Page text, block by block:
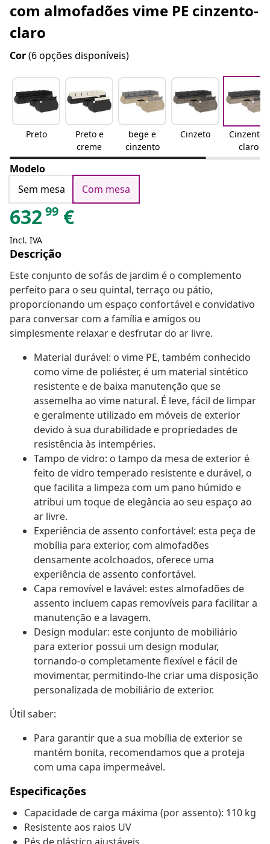
com almofadões vime PE cinzento-
claro
Cor(6 opções disponíveis)
Preto
Preto e
creme
bege e
cinzento
Cinzeto
Cinzento-
claro
Modelo
Sem mesa
Com mesa
63299 €
Incl. IVA
Descrição
Este conjunto de sofás de jardim é o complemento
perfeito para o seu quintal, terraço ou pátio,
proporcionando um espaço confortável e convidativo
para conversar com a família e amigos ou
simplesmente relaxar e desfrutar do ar livre.
Material durável: o vime PE, também conhecido
como vime de poliéster, é um material sintético
resistente e de baixa manutenção que se
assemelha ao vime natural. É leve, fácil de limpar
e geralmente utilizado em móveis de exterior
devido à sua durabilidade e propriedades de
resistência às intempéries.
Tampo de vidro: o tampo da mesa de exterior é
feito de vidro temperado resistente e durável, o
que facilita a limpeza com um pano húmido e
atribui um toque de elegância ao seu espaço ao
ar livre.
Experiência de assento confortável: esta peça de
mobília para exterior, com almofadões
densamente acolchoados, oferece uma
experiência de assento confortável.
Capa removível e lavável: estes almofadões de
assento incluem capas removíveis para facilitar a
manutenção e a lavagem.
Design modular: este conjunto de mobiliário
para exterior possui um design modular,
tornando-o completamente flexível e fácil de
movimentar, permitindo-lhe criar uma disposição
personalizada de mobiliário de exterior.
Útil saber:
Para garantir que a sua mobília de exterior se
mantém bonita, recomendamos que a proteja
com uma capa impermeável.
Especificações
Capacidade de carga máxima (por assento): 110 kg
Resistente aos raios UV